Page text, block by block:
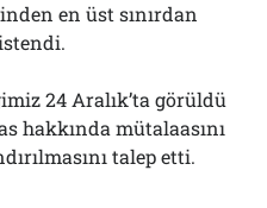
en üst sınırdan
24 Aralık’ta görüldü
hakkında mütalaasını
talep etti.